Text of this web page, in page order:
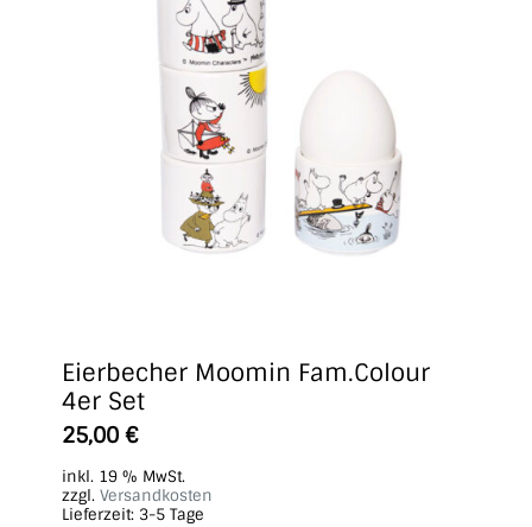
Eierbecher Moomin Fam.Colour
4er Set
25,00 €
inkl. 19 % MwSt.
zzgl. Versandkosten
Lieferzeit: 3-5 Tage